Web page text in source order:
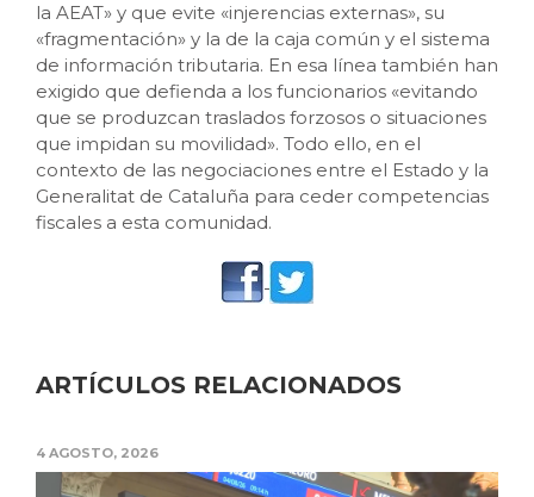
la AEAT» y que evite «injerencias externas», su
«fragmentación» y la de la caja común y el sistema
de información tributaria. En esa línea también han
exigido que defienda a los funcionarios «evitando
que se produzcan traslados forzosos o situaciones
que impidan su movilidad». Todo ello, en el
contexto de las negociaciones entre el Estado y la
Generalitat de Cataluña para ceder competencias
fiscales a esta comunidad.
ARTÍCULOS RELACIONADOS
4 AGOSTO, 2026